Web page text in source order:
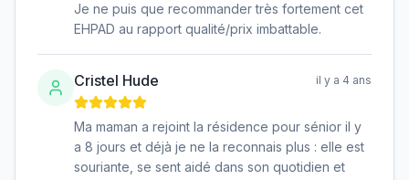
Je ne puis que recommander très fortement cet
EHPAD au rapport qualité/prix imbattable.
Cristel Hude il y a 4 ans
Ma maman a rejoint la résidence pour sénior il y
a 8 jours et déjà je ne la reconnais plus : elle est
souriante, se sent aidé dans son quotidien et